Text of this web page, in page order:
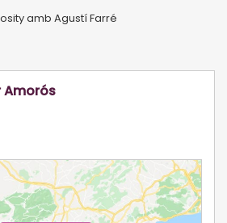
amb Agustí Farré
Amorós